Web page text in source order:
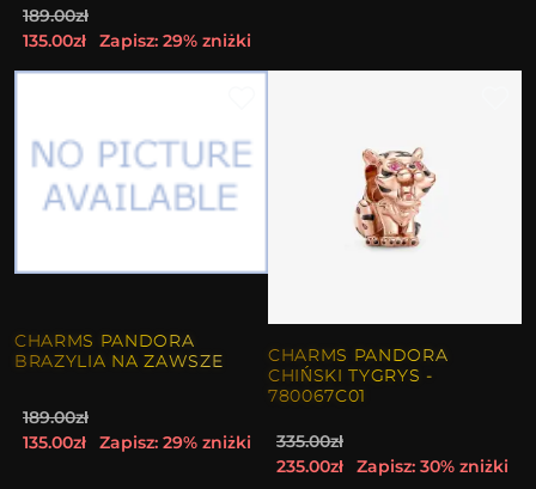
189.00zł
135.00zł
Zapisz: 29% zniżki
CHARMS PANDORA
BRAZYLIA NA ZAWSZE
189.00zł
135.00zł
Zapisz: 29% zniżki
CHARMS PANDORA
CHIŃSKI TYGRYS -
780067C01
335.00zł
235.00zł
Zapisz: 30% zniżki